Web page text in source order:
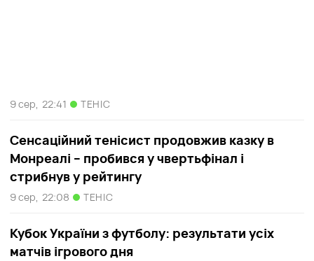
9 сер, 22:41 ТЕНІС
Сенсаційний тенісист продовжив казку в
Монреалі – пробився у чвертьфінал і
стрибнув у рейтингу
9 сер, 22:08 ТЕНІС
Кубок України з футболу: результати усіх
матчів ігрового дня